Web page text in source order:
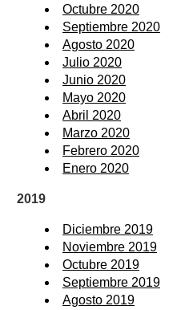
Octubre 2020
Septiembre 2020
Agosto 2020
Julio 2020
Junio 2020
Mayo 2020
Abril 2020
Marzo 2020
Febrero 2020
Enero 2020
2019
Diciembre 2019
Noviembre 2019
Octubre 2019
Septiembre 2019
Agosto 2019